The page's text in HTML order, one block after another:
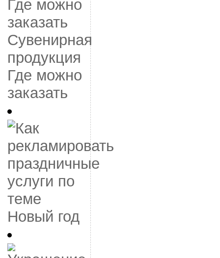
Сувенирная
продукция
Где можно
заказать